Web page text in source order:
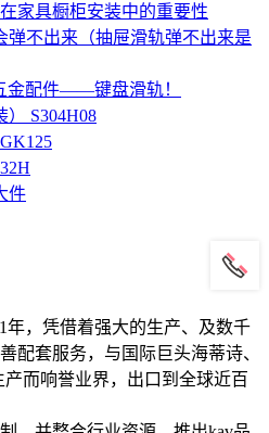
家具橱柜安装中的重要性
弹不出来（抽屉滑轨弹不出来是
金配件——键盘滑轨！
S304H08
件
年，凭借着强大的生产、及数千
配套服务，与国际巨头海蒂诗、
而响誉业界，出口到全球近百